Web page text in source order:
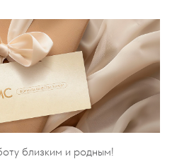
близким и родным!